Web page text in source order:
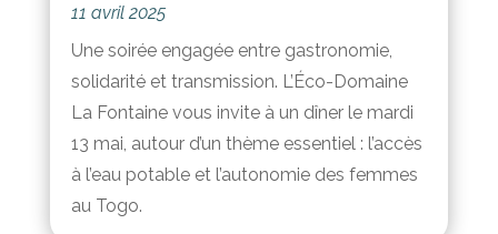
11 avril 2025
Une soirée engagée entre gastronomie,
solidarité et transmission. L’Éco-Domaine
La Fontaine vous invite à un dîner le mardi
13 mai, autour d’un thème essentiel : l’accès
à l’eau potable et l’autonomie des femmes
au Togo.